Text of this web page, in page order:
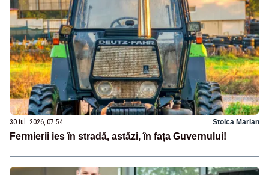
30 iul. 2026, 07:54 Stoica Marian
Fermierii ies în stradă, astăzi, în fața Guvernului!